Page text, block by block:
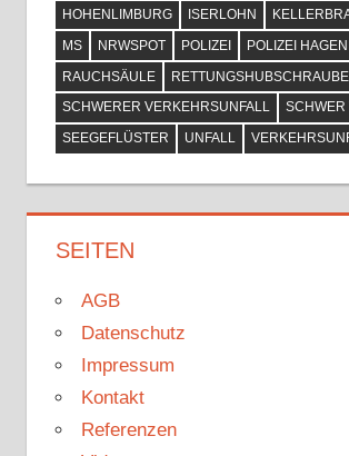
HOHENLIMBURG
ISERLOHN
MS
NRWSPOT POLIZEI POLIZEI HAGEN
RAUCHSÄULE
SCHWERER VERKEHRSUNFALL
SCHWER
SEEGEFLÜSTER
UNFALL
SEITEN
AGB
Datenschutz
Impressum
Kontakt
Referenzen